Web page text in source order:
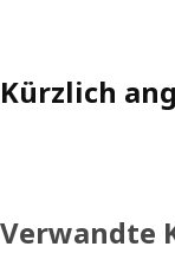
Kürzlich
Verwandte